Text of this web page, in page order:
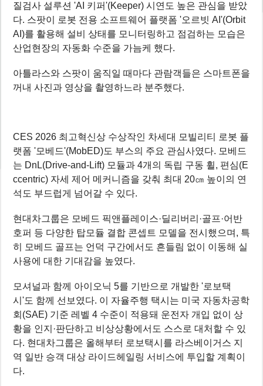
질검사 설루션 'AI 키퍼'(Keeper) 시연도 높은 관심을 받았
다. 스팟이 로봇 전용 소프트웨어 플랫폼 '오르빗 AI'(Orbit
AI)를 활용해 설비 상태를 모니터링하고 점검하는 모습은
산업현장의 자동화 수준을 가늠케 했다.
아틀라스와 스팟이 움직일 때마다 관람객들은 스마트폰을
꺼내 사진과 영상을 촬영하느라 분주했다.
CES 2026 최고혁신상 수상작인 차세대 모빌리티 로봇 플
랫폼 '모베드'(MobED)도 부스의 주요 관심사였다. 모베드
는 DnL(Drive-and-Lift) 모듈과 4개의 독립 구동 휠, 편심(E
ccentric) 자세 제어 메커니즘을 갖춰 최대 20㎝ 높이의 연
석도 부드럽게 넘어갈 수 있다.
현대차그룹은 모베드 픽앤플레이스·딜리버리·골프·어반
호퍼 등 다양한 탑모듈 결합 콘셉트 모델을 전시했으며, 특
히 모베드 골프는 언덕 구간에서도 흔들림 없이 이동해 실
사용에 대한 기대감을 높였다.
모셔널과 함께 아이오닉 5를 기반으로 개발한 '로보택
시'도 함께 선보였다. 이 자율주행 택시는 미국 자동차공학
회(SAE) 기준 레벨 4 수준이 적용돼 운전자 개입 없이 상
황을 인지·판단하고 비상상황에서도 스스로 대처할 수 있
다. 현대차그룹은 올해부터 로보택시를 라스베이거스 지
역 일반 승객 대상 라이드헤일링 서비스에 투입할 계획이
다.